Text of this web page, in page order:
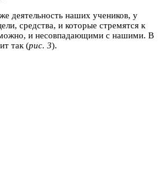
деятельность наших учеников, у
средства, и которые стремятся к
и несовпадающими с нашими. В
так (рис. 3).